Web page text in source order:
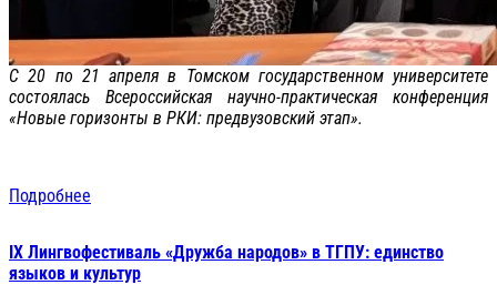
С 20 по 21 апреля в Томском государственном университете
состоялась Всероссийская научно-практическая конференция
«Новые горизонты в РКИ: предвузовский этап».
Подробнее
IX Лингвофестиваль «Дружба народов» в ТГПУ: единство
языков и культур